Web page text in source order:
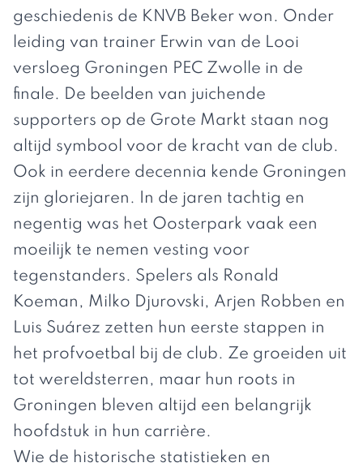
geschiedenis de KNVB Beker won. Onder
leiding van trainer Erwin van de Looi
versloeg Groningen PEC Zwolle in de
finale. De beelden van juichende
supporters op de Grote Markt staan nog
altijd symbool voor de kracht van de club.
Ook in eerdere decennia kende Groningen
zijn gloriejaren. In de jaren tachtig en
negentig was het Oosterpark vaak een
moeilijk te nemen vesting voor
tegenstanders. Spelers als Ronald
Koeman, Milko Djurovski, Arjen Robben en
Luis Suárez zetten hun eerste stappen in
het profvoetbal bij de club. Ze groeiden uit
tot wereldsterren, maar hun roots in
Groningen bleven altijd een belangrijk
hoofdstuk in hun carrière.
Wie de historische statistieken en